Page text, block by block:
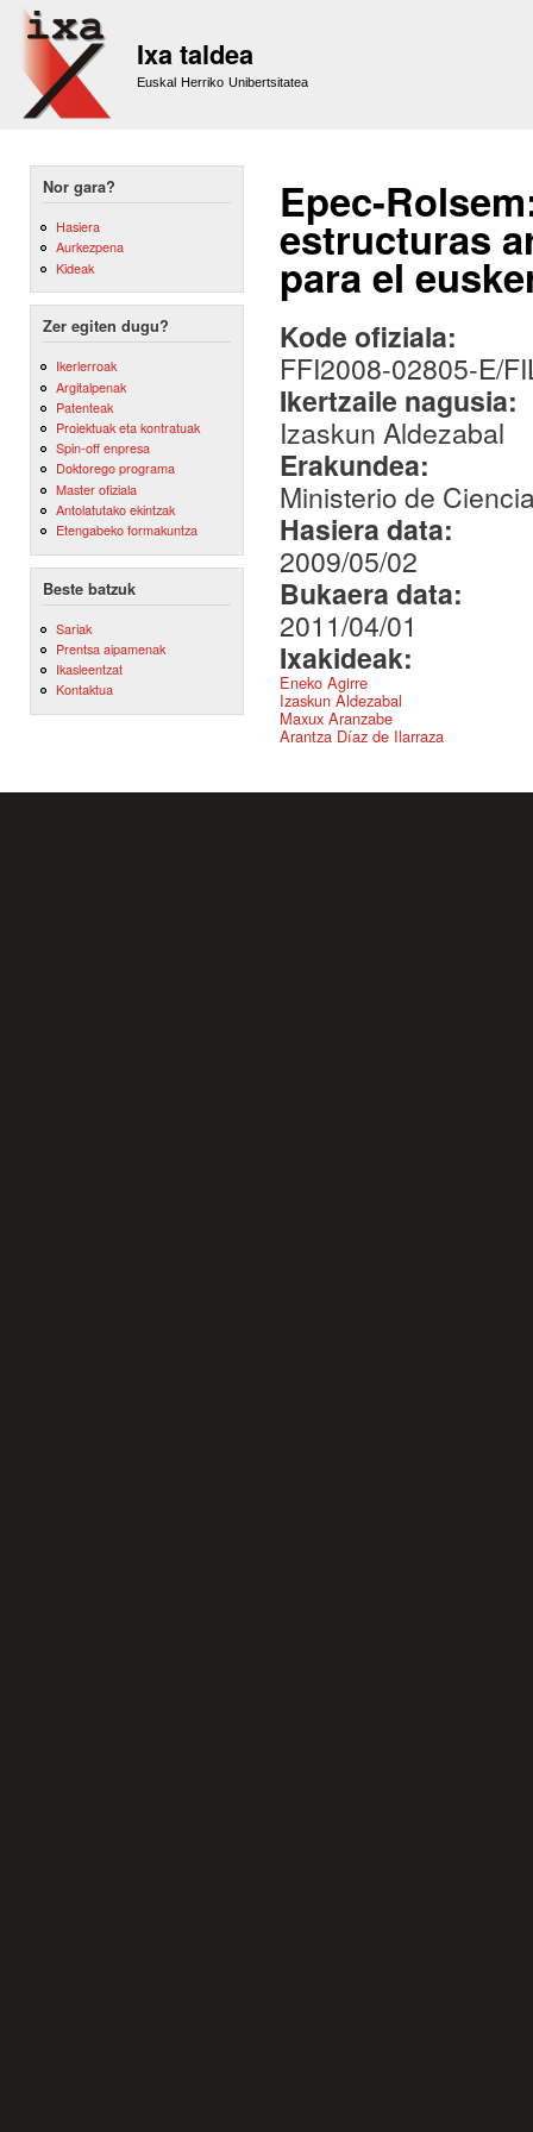
Ixa taldea
Euskal Herriko Unibertsitatea
Nor gara?
Hasiera
Aurkezpena
Kideak
Zer egiten dugu?
Ikerlerroak
Argitalpenak
Patenteak
Proiektuak eta kontratuak
Spin-off enpresa
Doktorego programa
Master ofiziala
Antolatutako ekintzak
Etengabeko formakuntza
Beste batzuk
Sariak
Prentsa aipamenak
Ikasleentzat
Kontaktua
Epec-
estructuras
para el
Kode ofiziala:
FFI2008-02805-E/
Ikertzaile nagusia:
Izaskun Aldezabal
Erakundea:
Ministerio de
Hasiera data:
2009/05/02
Bukaera data:
2011/04/01
Ixakideak:
Eneko Agirre
Izaskun Aldezabal
Maxux Aranzabe
Arantza Díaz de Ilarraza